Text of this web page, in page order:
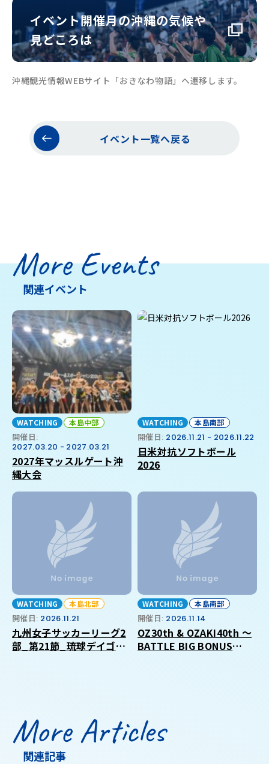
イベント開催月の沖縄の気候や
見どころは
沖縄観光情報WEBサイト「おきなわ物語」へ遷移します。
イベント一覧へ戻る
More Events
関連イベント
WATCHING 本島中部
開催日:
2027.03.20 - 2027.03.21
2027年マッスルゲート沖
縄大会
WATCHING 本島南部
開催日: 2026.11.21 - 2026.11.22
日米対抗ソフトボール
2026
WATCHING 本島北部
開催日: 2026.11.21
九州女子サッカーリーグ2
部_第21節_琉球デイゴス
WATCHING 本島南部
開催日: 2026.11.14
OZ30th & OZAKI40th ～
BATTLE BIG BONUS
More Articles
関連記事